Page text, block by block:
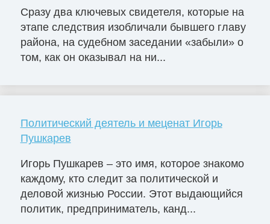
Сразу два ключевых свидетеля, которые на
этапе следствия изобличали бывшего главу
района, на судебном заседании «забыли» о
том, как он оказывал на ни...
Политический деятель и меценат Игорь
Пушкарев
Игорь Пушкарев – это имя, которое знакомо
каждому, кто следит за политической и
деловой жизнью России. Этот выдающийся
политик, предприниматель, канд...